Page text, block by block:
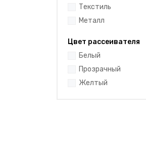
Текстиль
Металл
Цвет рассеивателя
Белый
Прозрачный
Желтый